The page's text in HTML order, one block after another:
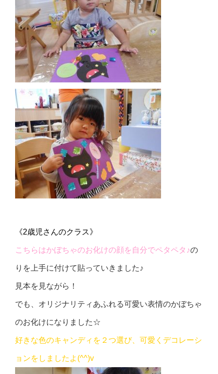
《2歳児さんのクラス》
こちらはかぼちゃのお化けの顔を自分でペタペタ♪の
りを上手に付けて貼っていきました♪
見本を見ながら！
でも、オリジナリティあふれる可愛い表情のかぼちゃ
のお化けになりました☆
好きな色のキャンディを２つ選び、可愛くデコレーシ
ョンをしましたよ(^^)v